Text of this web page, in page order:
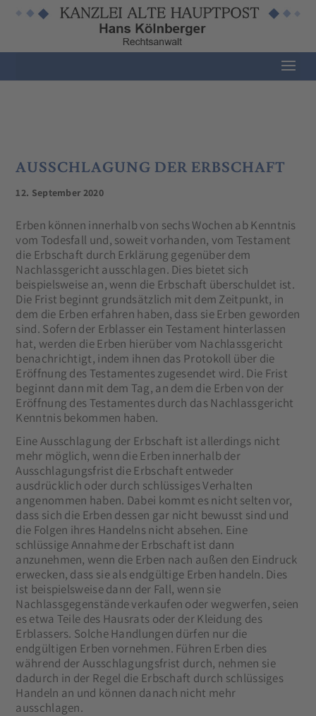
AUSSCHLAGUNG DER ERBSCHAFT
12. September 2020
Erben können innerhalb von sechs Wochen ab Kenntnis
vom Todesfall und, soweit vorhanden, vom Testament
die Erbschaft durch Erklärung gegenüber dem
Nachlassgericht ausschlagen. Dies bietet sich
beispielsweise an, wenn die Erbschaft überschuldet ist.
Die Frist beginnt grundsätzlich mit dem Zeitpunkt, in
dem die Erben erfahren haben, dass sie Erben geworden
sind. Sofern der Erblasser ein Testament hinterlassen
hat, werden die Erben hierüber vom Nachlassgericht
benachrichtigt, indem ihnen das Protokoll über die
Eröffnung des Testamentes zugesendet wird. Die Frist
beginnt dann mit dem Tag, an dem die Erben von der
Eröffnung des Testamentes durch das Nachlassgericht
Kenntnis bekommen haben.
Eine Ausschlagung der Erbschaft ist allerdings nicht
mehr möglich, wenn die Erben innerhalb der
Ausschlagungsfrist die Erbschaft entweder
ausdrücklich oder durch schlüssiges Verhalten
angenommen haben. Dabei kommt es nicht selten vor,
dass sich die Erben dessen gar nicht bewusst sind und
die Folgen ihres Handelns nicht absehen. Eine
schlüssige Annahme der Erbschaft ist dann
anzunehmen, wenn die Erben nach außen den Eindruck
erwecken, dass sie als endgültige Erben handeln. Dies
ist beispielsweise dann der Fall, wenn sie
Nachlassgegenstände verkaufen oder wegwerfen, seien
es etwa Teile des Hausrats oder der Kleidung des
Erblassers. Solche Handlungen dürfen nur die
endgültigen Erben vornehmen. Führen Erben dies
während der Ausschlagungsfrist durch, nehmen sie
dadurch in der Regel die Erbschaft durch schlüssiges
Handeln an und können danach nicht mehr
ausschlagen.